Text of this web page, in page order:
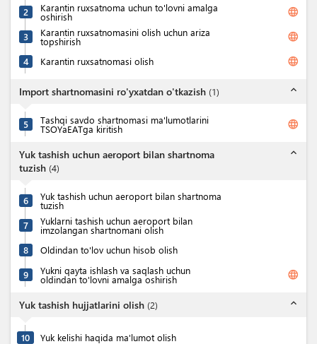
2 Karantin ruxsatnoma uchun to'lovni amalga
oshirish language
3 Karantin ruxsatnomasini olish uchun ariza
topshirish language
4 Karantin ruxsatnomasi olish language
Import shartnomasini ro'yxatdan o'tkazish (1) expand_less
5 Tashqi savdo shartnomasi ma'lumotlarini
TSOYaEATga kiritish language
Yuk tashish uchun aeroport bilan shartnoma
tuzish (4)
expand_less
6 Yuk tashish uchun aeroport bilan shartnoma
tuzish
7
Yuklarni tashish uchun aeroport bilan
imzolangan shartnomani olish
8
Oldindan to'lov uchun hisob olish
9 Yukni qayta ishlash va saqlash uchun
oldindan to'lovni amalga oshirish language
Yuk tashish hujjatlarini olish (2) expand_less
10 Yuk kelishi haqida ma'lumot olish